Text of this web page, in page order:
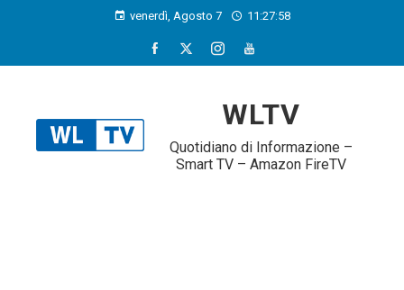
venerdì, Agosto 7 11:27:59
WLTV
Quotidiano di Informazione –
Smart TV – Amazon FireTV